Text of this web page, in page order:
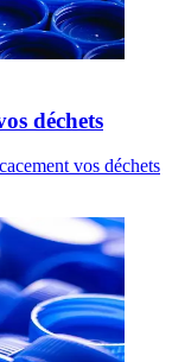
déchets
vos déchets